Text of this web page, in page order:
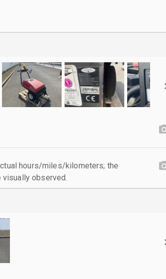
hours/miles/kilometers; the
observed.